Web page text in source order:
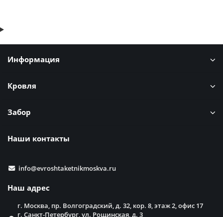
Информация
Кровля
Забор
Наши контакты
info@evroshtaketnikmoskva.ru
Наш адрес
г. Москва, пр. Волгоградский, д. 32, кор. 8, этаж 2, офис 17
г. Санкт-Петербург, ул. Рощинская, д. 3